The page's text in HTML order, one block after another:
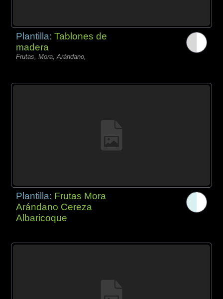
Plantilla:Tablones de
madera
Frutas, Mora, Arándano,
Plantilla: Frutas Mora
Arándano Cereza
Albaricoque